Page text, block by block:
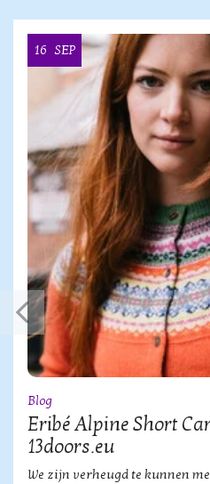
16 SEP
Blog
Eribé Alpine Short
13doors.eu
We zijn verheugd te kunnen